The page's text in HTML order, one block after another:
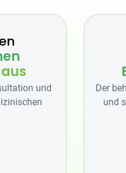
und
Der
und